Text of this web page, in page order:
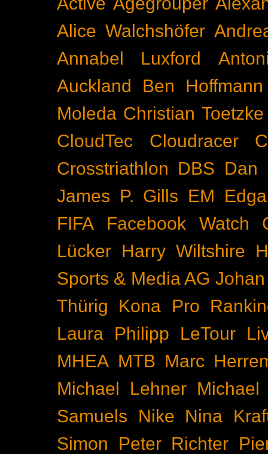
Alice Walchshöfer
Annabel Luxford
Auckland
Ben Hoffmann
Moleda Christian Toetzke
CloudTec
Cloudracer
Crosstriathlon DBS Dan
James P. Gills EM
FIFA
Facebook Watch
Lücker Harry Wiltshire
Sports & Media AG
Thürig
Kona Pro
Laura Philipp
LeTour
MHEA MTB Marc
Michael Lehner Michael
Samuels
Nike
Nina
Simon
Peter Richter